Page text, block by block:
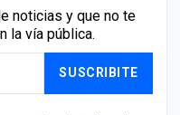
noticias y que no te
la vía pública.
SUSCRIBITE